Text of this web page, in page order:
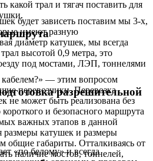
какой трал и тягач поставить для
будет зависеть поставим мы 3-х,
имеют разную
диаметр катушек, мы всегда
высотой 0,9 метра, это
под мостами, ЛЭП, тоннелями
кабелем?» — этим вопросом
перевозчики. Перевозка
не может быть реализована без
и безопасного маршрута
важных этапов в данной
размеры катушек и размеры
общие габариты. Отталкиваясь от
наличие мостов, тоннелей,
разрешительной
«по белому» и всегда